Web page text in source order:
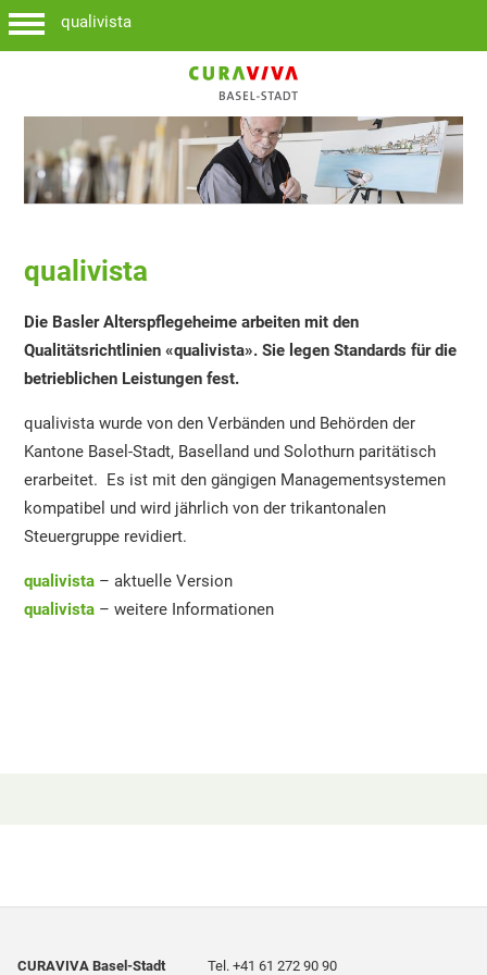
qualivista
qualivista
Die Basler Alterspflegeheime arbeiten mit den
Qualitätsrichtlinien «qualivista».Sie legen Standards für die
betrieblichen Leistungen fest.
qualivista wurde von den Verbänden und Behörden der
Kantone Basel-Stadt, Baselland und Solothurn paritätisch
erarbeitet. Es ist mit den gängigen Managementsystemen
kompatibel und wird jährlich von der trikantonalen
Steuergruppe revidiert.
qualivista – aktuelle Version
qualivista – weitere Informationen
CURAVIVA Basel-Stadt Tel. +41 61 272 90 90